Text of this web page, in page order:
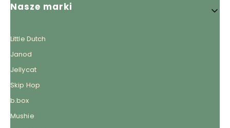
Nasze marki
Little Dutch
Janod
Jellycat
Skip Hop
b.box
Mushie